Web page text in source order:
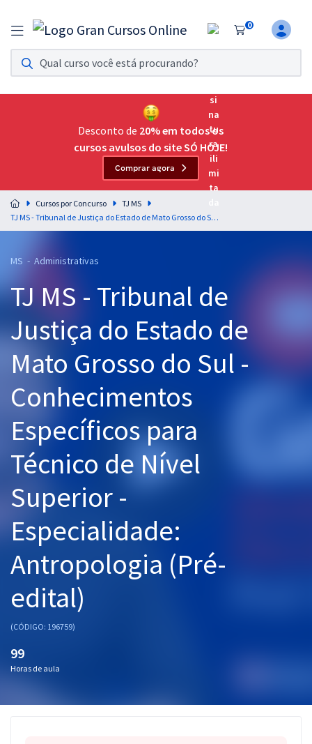
0
Assinatura Ilimitada 11
Acesso a todos os cursos. Teste grátis por 7 dias!
Assinatura OAB Até Passar
Acesso ilimitado a toda preparação para o Exame da
Residências Multiprofissionais
Preparação completa e intensiva para as principais
residências em saúde do Brasil
Cursos 20% OFF
Pós
Graduação
OAB
Questões grátis
Aprovados
Atendimento
Desconto de 20% em todos os
cursos avulsos do site SÓ HOJE!
Comprar agora
Cursos por Concurso
TJ MS
TJ MS - Tribunal de Justiça do Estado de Mato Grosso do Sul - Conhecimentos Específicos para Técnico de Nível Superior - Especialidade: Antropologia (Pré-edital)
MS - Administrativas
TJ MS - Tribunal de
Justiça do Estado de
Mato Grosso do Sul -
Conhecimentos
Específicos para
Técnico de Nível
Superior -
Especialidade:
Antropologia (Pré-
edital)
(CÓDIGO: 196759)
99
Horas de aula